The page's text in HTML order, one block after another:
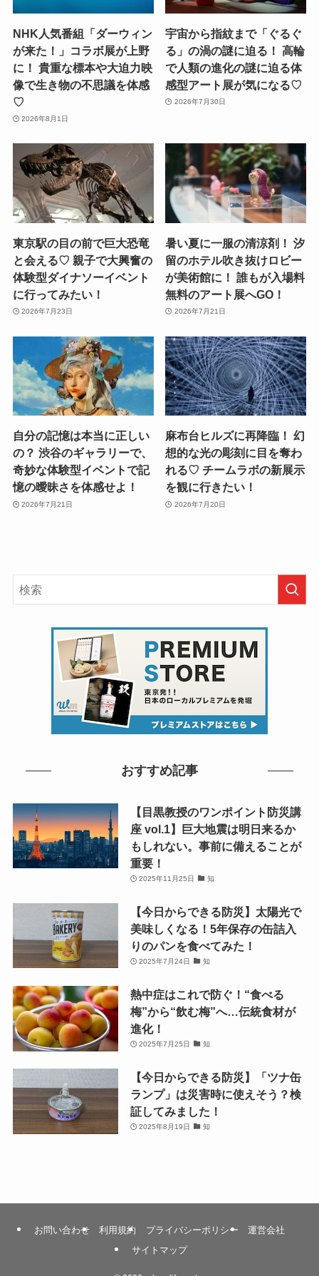
NHK人気番組「ダーウィン
が来た！」コラボ展が上野
に！ 貴重な標本や大迫力映
像で生き物の不思議を体感
♡
2026年8月1日
宇宙から指紋まで「ぐるぐ
る」の渦の謎に迫る！ 高輪
で人類の進化の謎に迫る体
感型アート展が気になる♡
2026年7月30日
東京駅の目の前で巨大恐竜
と会える♡ 親子で大興奮の
体験型ダイナソーイベント
に行ってみたい！
2026年7月23日
暑い夏に一服の清涼剤！ 汐
留のホテル吹き抜けロビー
が美術館に！ 誰もが入場料
無料のアート展へGO！
2026年7月21日
自分の記憶は本当に正しい
の？ 渋谷のギャラリーで、
奇妙な体験型イベントで記
憶の曖昧さを体感せよ！
2026年7月21日
麻布台ヒルズに再降臨！ 幻
想的な光の彫刻に目を奪わ
れる♡ チームラボの新展示
を観に行きたい！
2026年7月20日
おすすめ記事
【目黒教授のワンポイント防災講
座 vol.1】巨大地震は明日来るか
もしれない。事前に備えることが
重要！
2025年11月25日 知
【今日からできる防災】太陽光で
美味しくなる！5年保存の缶詰入
りのパンを食べてみた！
2025年7月24日 知
熱中症はこれで防ぐ！“食べる
梅”から“飲む梅”へ…伝統食材が
進化！
2025年7月25日 知
【今日からできる防災】「ツナ缶
ランプ」は災害時に使えそう？検
証してみました！
2025年8月19日 知
お問い合わせ 利用規約 プライバシーポリシー
運営会社
サイトマップ